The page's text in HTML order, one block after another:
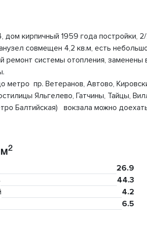
кирпичный 1959 года
совмещен 4,2 кв.м, есть
системы отопления, заменены
пр. Ветеранов, Автово,
Яльгелево, Гатчины, Тайцы,
Балтийская) вокзала можно
2
26.9
44.3
4.2
6.5